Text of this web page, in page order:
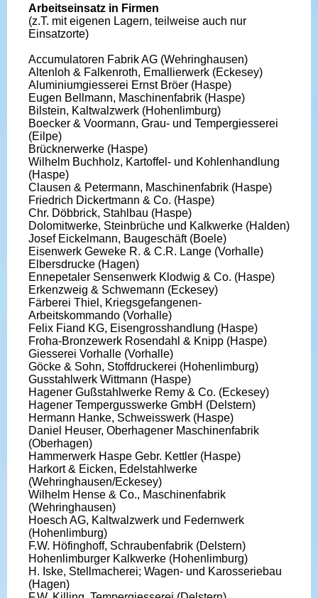
Arbeitseinsatz in Firmen
(z.T. mit eigenen Lagern, teilweise auch nur
Einsatzorte)
Accumulatoren Fabrik AG (Wehringhausen)
Altenloh & Falkenroth, Emallierwerk (Eckesey)
Aluminiumgiesserei Ernst Bröer (Haspe)
Eugen Bellmann, Maschinenfabrik (Haspe)
Bilstein, Kaltwalzwerk (Hohenlimburg)
Boecker & Voormann, Grau- und Tempergiesserei
(Eilpe)
Brücknerwerke (Haspe)
Wilhelm Buchholz, Kartoffel- und Kohlenhandlung
(Haspe)
Clausen & Petermann, Maschinenfabrik (Haspe)
Friedrich Dickertmann & Co. (Haspe)
Chr. Döbbrick, Stahlbau (Haspe)
Dolomitwerke, Steinbrüche und Kalkwerke (Halden)
Josef Eickelmann, Baugeschäft (Boele)
Eisenwerk Geweke R. & C.R. Lange (Vorhalle)
Elbersdrucke (Hagen)
Ennepetaler Sensenwerk Klodwig & Co. (Haspe)
Erkenzweig & Schwemann (Eckesey)
Färberei Thiel, Kriegsgefangenen-
Arbeitskommando (Vorhalle)
Felix Fiand KG, Eisengrosshandlung (Haspe)
Froha-Bronzewerk Rosendahl & Knipp (Haspe)
Giesserei Vorhalle (Vorhalle)
Göcke & Sohn, Stoffdruckerei (Hohenlimburg)
Gusstahlwerk Wittmann (Haspe)
Hagener Gußstahlwerke Remy & Co. (Eckesey)
Hagener Tempergusswerke GmbH (Delstern)
Hermann Hanke, Schweisswerk (Haspe)
Daniel Heuser, Oberhagener Maschinenfabrik
(Oberhagen)
Hammerwerk Haspe Gebr. Kettler (Haspe)
Harkort & Eicken, Edelstahlwerke
(Wehringhausen/Eckesey)
Wilhelm Hense & Co., Maschinenfabrik
(Wehringhausen)
Hoesch AG, Kaltwalzwerk und Federnwerk
(Hohenlimburg)
F.W. Höfinghoff, Schraubenfabrik (Delstern)
Hohenlimburger Kalkwerke (Hohenlimburg)
H. Iske, Stellmacherei; Wagen- und Karosseriebau
(Hagen)